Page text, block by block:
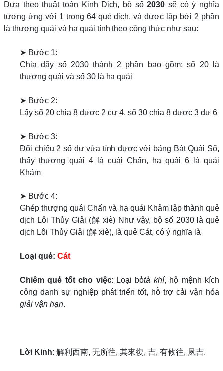
Dựa theo thuật toán Kinh Dịch, bộ số2030 sẽ có ý nghĩa
tương ứng với 1 trong 64 quẻ dịch, và được lập bởi 2 phần
là thượng quái và hạ quái tính theo công thức như sau:
➤ Bước 1:
Chia dãy số 2030 thành 2 phần bao gồm: số 20 là
thượng quái và số 30 là hạ quái
➤ Bước 2:
Lấy số 20 chia 8 được 2 dư 4, số 30 chia 8 được 3 dư 6
➤ Bước 3:
Đối chiếu 2 số dư vừa tính được với bảng Bát Quái Số,
thấy thượng quái 4 là quái Chấn, hạ quái 6 là quái
Khảm
➤ Bước 4:
Ghép thượng quái Chấn và hạ quái Khảm lập thành quẻ
dịch Lôi Thủy Giải (解 xiè) Như vậy, bộ số 2030 là quẻ
dịch Lôi Thủy Giải (解 xiè), là quẻ Cát, có ý nghĩa là
Loại quẻ: Cát
Chiêm quẻ tốt cho việc: Loại bỏtà khí, hộ mệnh kích
công danh sự nghiệp phát triển tốt, hỗ trợ cải vận hóa
giải vận hạn.
Lời Kinh: 解利西南, 无所往, 其來復, 吉, 有攸往, 夙吉.